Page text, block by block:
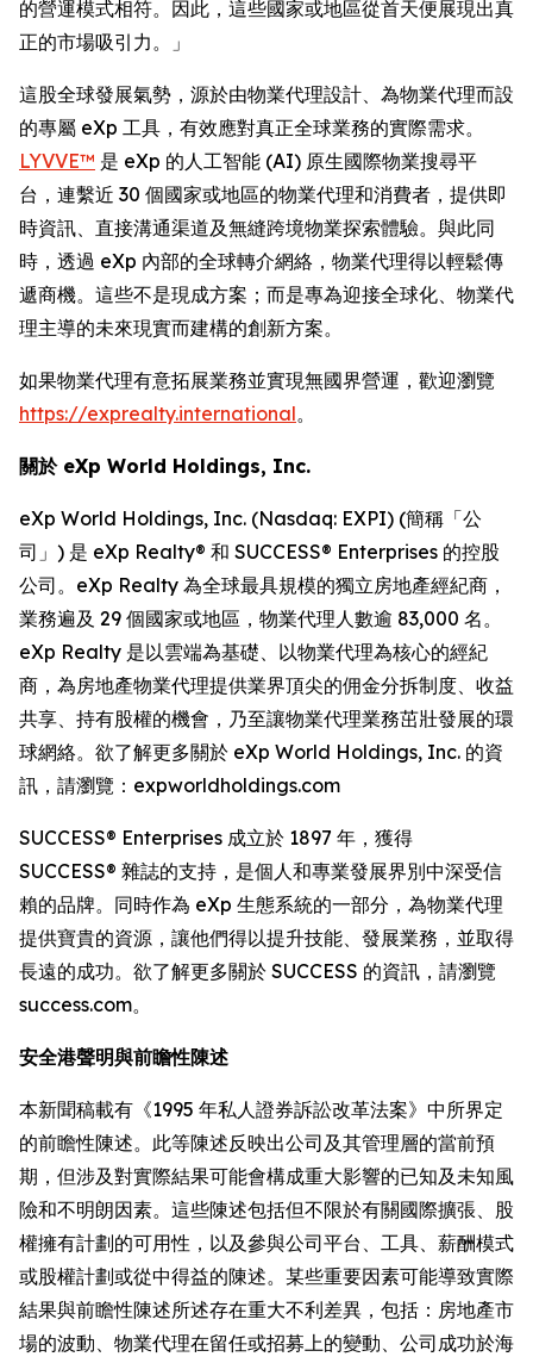
的營運模式相符。因此，這些國家或地區從首天便展現出真
正的市場吸引力。」
這股全球發展氣勢，源於由物業代理設計、為物業代理而設
的專屬 eXp 工具，有效應對真正全球業務的實際需求。
LYVVE™ 是 eXp 的人工智能 (AI) 原生國際物業搜尋平
台，連繫近 30 個國家或地區的物業代理和消費者，提供即
時資訊、直接溝通渠道及無縫跨境物業探索體驗。與此同
時，透過 eXp 內部的全球轉介網絡，物業代理得以輕鬆傳
遞商機。這些不是現成方案；而是專為迎接全球化、物業代
理主導的未來現實而建構的創新方案。
如果物業代理有意拓展業務並實現無國界營運，歡迎瀏覽
https://exprealty.international。
關於 eXp World Holdings, Inc.
eXp World Holdings, Inc. (Nasdaq: EXPI) (簡稱「公
司」) 是 eXp Realty® 和 SUCCESS® Enterprises 的控股
公司。eXp Realty 為全球最具規模的獨立房地產經紀商，
業務遍及 29 個國家或地區，物業代理人數逾 83,000 名。
eXp Realty 是以雲端為基礎、以物業代理為核心的經紀
商，為房地產物業代理提供業界頂尖的佣金分拆制度、收益
共享、持有股權的機會，乃至讓物業代理業務茁壯發展的環
球網絡。欲了解更多關於 eXp World Holdings, Inc. 的資
訊，請瀏覽：expworldholdings.com
SUCCESS® Enterprises 成立於 1897 年，獲得
SUCCESS® 雜誌的支持，是個人和專業發展界別中深受信
賴的品牌。同時作為 eXp 生態系統的一部分，為物業代理
提供寶貴的資源，讓他們得以提升技能、發展業務，並取得
長遠的成功。欲了解更多關於 SUCCESS 的資訊，請瀏覽
success.com。
安全港聲明與前瞻性陳述
本新聞稿載有《1995 年私人證券訴訟改革法案》中所界定
的前瞻性陳述。此等陳述反映出公司及其管理層的當前預
期，但涉及對實際結果可能會構成重大影響的已知及未知風
險和不明朗因素。這些陳述包括但不限於有關國際擴張、股
權擁有計劃的可用性，以及參與公司平台、工具、薪酬模式
或股權計劃或從中得益的陳述。某些重要因素可能導致實際
結果與前瞻性陳述所述存在重大不利差異，包括：房地產市
場的波動、物業代理在留任或招募上的變動、公司成功於海